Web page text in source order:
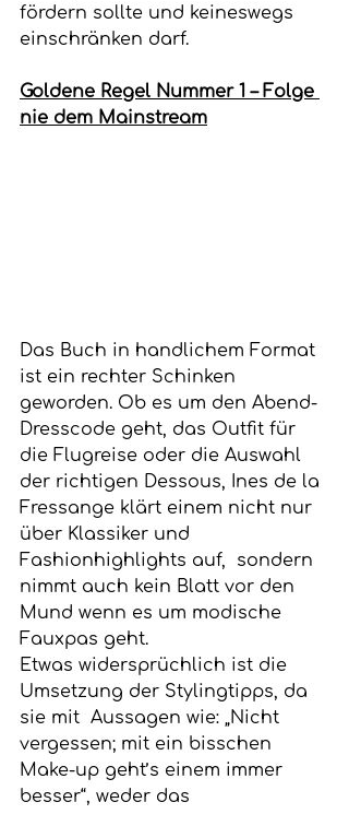
fördern sollte und keineswegs
einschränken darf.
Goldene Regel Nummer 1 – Folge
nie dem Mainstream
Das Buch in handlichem Format
ist ein rechter Schinken
geworden. Ob es um den Abend-
Dresscode geht, das Outfit für
die Flugreise oder die Auswahl
der richtigen Dessous, Ines de la
Fressange klärt einem nicht nur
über Klassiker und
Fashionhighlights auf,  sondern
nimmt auch kein Blatt vor den
Mund wenn es um modische
Fauxpas geht.
Etwas widersprüchlich ist die
Umsetzung der Stylingtipps, da
sie mit  Aussagen wie: „Nicht
vergessen; mit ein bisschen
Make-up geht’s einem immer
besser“, weder das